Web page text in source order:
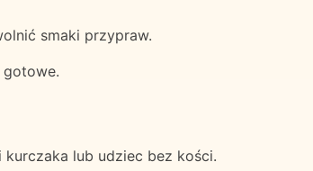
smaki przypraw.
lub udziec bez kości.